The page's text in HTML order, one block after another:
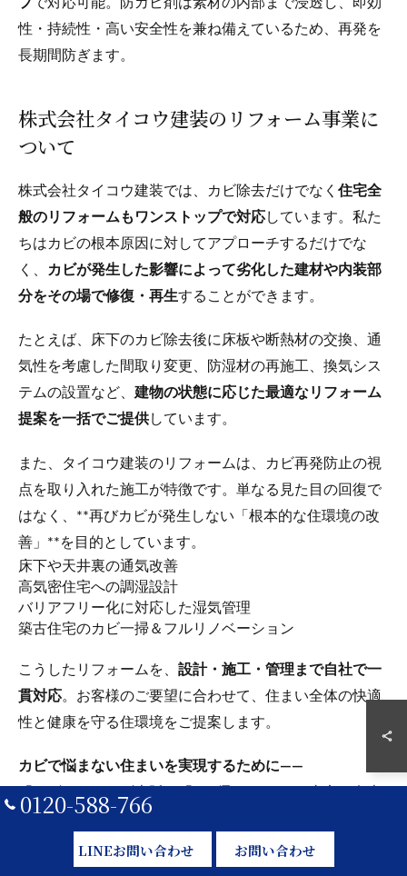
プで対応可能。防カビ剤は素材の内部まで浸透し、即効
性・持続性・高い安全性を兼ね備えているため、再発を
長期間防ぎます。
株式会社タイコウ建装のリフォーム事業に
ついて
株式会社タイコウ建装では、カビ除去だけでなく 住宅全
般のリフォームもワンストップで対応 しています。私た
ちはカビの根本原因に対してアプローチするだけでな
く、
カビが発生した影響によって劣化した建材や内装部
分をその場で修復・再生することができます。
たとえば、床下のカビ除去後に床板や断熱材の交換、通
気性を考慮した間取り変更、防湿材の再施工、換気シス
テムの設置など、 建物の状態に応じた最適なリフォーム
提案を一括でご提供 しています。
また、タイコウ建装のリフォームは、カビ再発防止の視
点を取り入れた施工が特徴です。単なる見た目の回復で
はなく、**再びカビが発生しない「根本的な住環境の改
善」**を目的としています。
床下や天井裏の通気改善
高気密住宅への調湿設計
バリアフリー化に対応した湿気管理
築古住宅のカビ一掃＆フルリノベーション
こうしたリフォームを、 設計・施工・管理まで自社で一
貫対応。お客様のご要望に合わせて、住まい全体の快適
性と健康を守る住環境をご提案します。
カビで悩まない住まいを実現するために――
「カビバスターズ大阪」「カビ取リフォーム東京・名古
去・リフォームサービスです。
0120-588-766
LINEお問い合わせ お問い合わせ